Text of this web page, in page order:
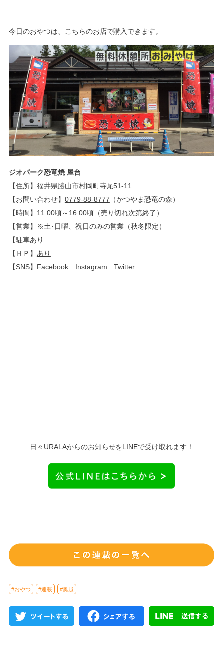
今日のおやつは、こちらのお店で購入できます。
ジオパーク恐竜焼 屋台
【住所】福井県勝山市村岡町寺尾51-11
【お問い合わせ】 0779-88-8777 （かつやま恐竜の森）
【時間】11:00頃～16:00頃（売り切れ次第終了）
【営業】※土･日曜、祝日のみの営業（秋冬限定）
【駐車あり
【ＨＰ】 あり
【SNS】 Facebook Instagram Twitter
日々URALAからのお知らせをLINEで受け取れます！
#おやつ #連載 #奥越